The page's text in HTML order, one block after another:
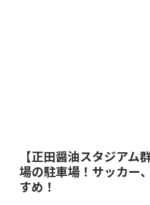
【正田醤油スタジアム
場の駐車場！サッカー
すめ！